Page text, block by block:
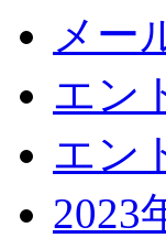
メー
エン
エン
2023